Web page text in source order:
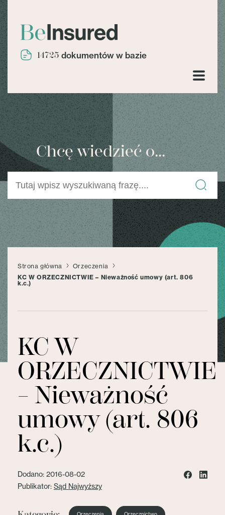
14725 dokumentów w bazie
Chcę wiedzieć o...
Strona główna
Orzeczenia
KC W ORZECZNICTWIE – Nieważność umowy (art. 806
k.c.)
KC W
ORZECZNICTWIE
– Nieważność
umowy (art. 806
k.c.)
Dodano: 2016-08-02
Publikator: Sąd Najwyższy